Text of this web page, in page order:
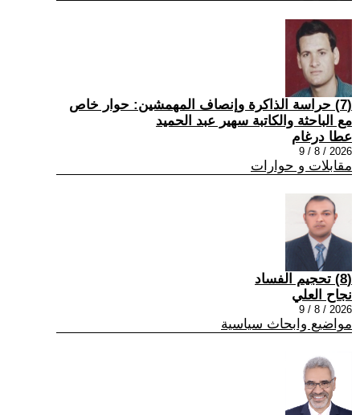
(7) حراسة الذاكرة وإنصاف المهمشين: حوار خاص
مع الباحثة والكاتبة سهير عبد الحميد
عطا درغام
2026 / 8 / 9
مقابلات و حوارات
(8) تحجيم الفساد
نجاح العلي
2026 / 8 / 9
مواضيع وابحاث سياسية